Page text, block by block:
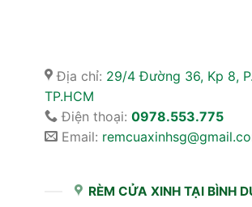
Địa chỉ: 29/4 Đường 36, Kp 8,
TP.HCM
Điện thoại: 0978.553.775
Email:
RÈM CỬA XINH TẠI BÌNH